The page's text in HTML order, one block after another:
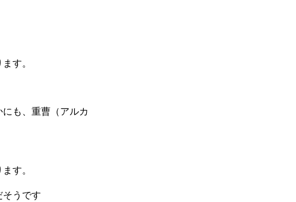
す。
も、重曹（アルカ
す。
そうです